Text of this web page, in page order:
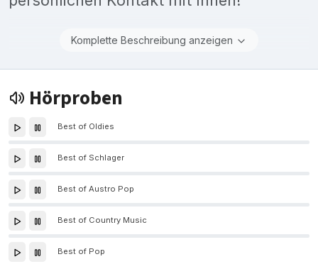
Komplette Beschreibung anzeigen
Hörproben
Best of Oldies
Best of Schlager
Best of Austro Pop
Best of Country Music
Best of Pop